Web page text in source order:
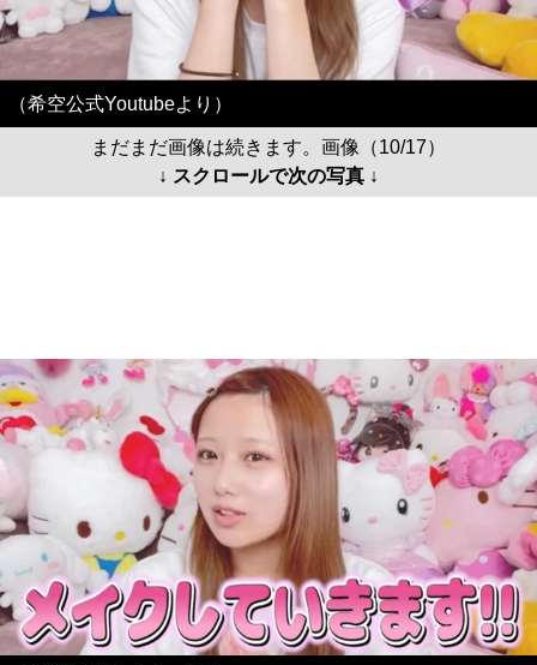
（希空公式Youtubeより）
まだまだ画像は続きます。画像（10/17）
↓ スクロールで次の写真 ↓